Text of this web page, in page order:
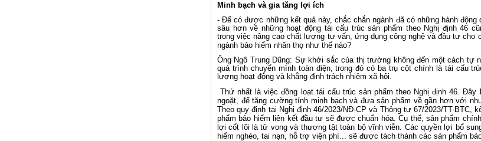
Minh bạch và gia tăng lợi ích
- Để có được những kết quả này, chắc chắn ngành đã có những hành động
sâu hơn về những hoạt động tái cấu trúc sản phẩm theo Nghị định 46
trong việc nâng cao chất lượng tư vấn, ứng dụng công nghệ và đầu tư cho
ngành bảo hiểm nhân thọ như thế nào?
Ông Ngô Trung Dũng: Sự khởi sắc của thị trường không đến một cách tự
quá trình chuyển mình toàn diện, trong đó có ba trụ cột chính là tái cấu
lượng hoạt động và khẳng định trách nhiệm xã hội.
Thứ nhất là việc đồng loạt tái cấu trúc sản phẩm theo Nghị định 46.
ngoặt, để tăng cường tính minh bạch và đưa sản phẩm về gần hơn với
Theo quy định tại Nghị định 46/2023/NĐ-CP và Thông tư 67/2023/TT-BTC,
phẩm bảo hiểm liên kết đầu tư sẽ được chuẩn hóa. Cụ thể, sản phẩm
lợi cốt lõi là tử vong và thương tật toàn bộ vĩnh viễn. Các quyền lợi bổ
hiểm nghèo, tai nạn, hỗ trợ viện phí... sẽ được tách thành các sản phẩm